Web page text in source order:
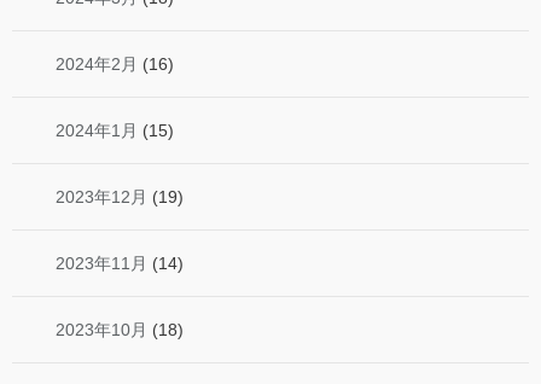
2024年2月 (16)
2024年1月 (15)
2023年12月 (19)
2023年11月 (14)
2023年10月 (18)